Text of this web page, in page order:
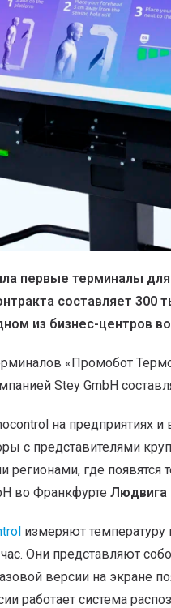
первые терминалы
составляет 300
из бизнес-центров
«Промобот
Stey GmbH
на предприятиях
с представителями
где
во Франкфурте Людвига
измеряют температуру
Они представляют
версии на экране
работает система